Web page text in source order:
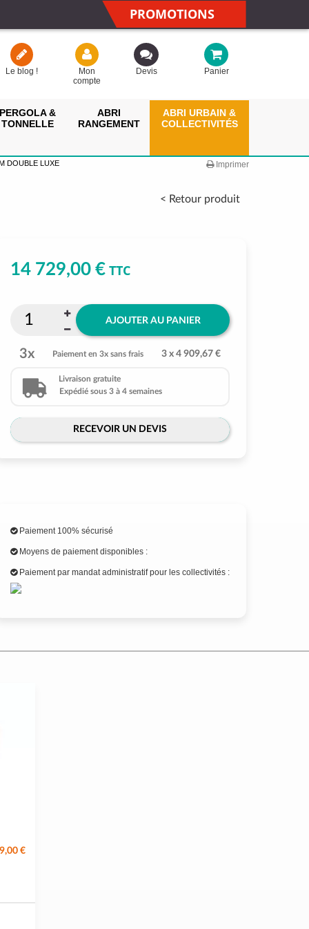
PROMOTIONS
Le blog !
Mon
compte
Devis Panier
PERGOLA &
TONNELLE
ABRI
RANGEMENT
ABRI URBAIN &
COLLECTIVITÉS
DOUBLE LUXE Imprimer
< Retour produit
14 729,00 €TTC
AJOUTER AU PANIER
3x Paiement en 3x sans frais 3 x 4 909,67 €
Livraison gratuite
Expédié sous 3 à 4 semaines
RECEVOIR UN DEVIS
Paiement 100% sécurisé
Moyens de paiement disponibles :
Paiement par mandat administratif pour les collectivités :
€